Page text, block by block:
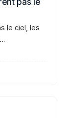
le ciel, les